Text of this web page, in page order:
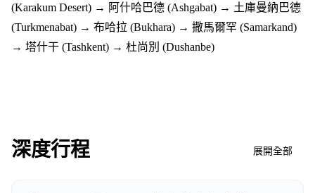
(Karakum Desert) → 阿什哈巴德 (Ashgabat) → 土庫曼納巴德
(Turkmenabat) → 布哈拉 (Bukhara) → 撒馬爾罕 (Samarkand)
→ 塔什干 (Tashkent) → 杜尚別 (Dushanbe)
深度行程 展開全部